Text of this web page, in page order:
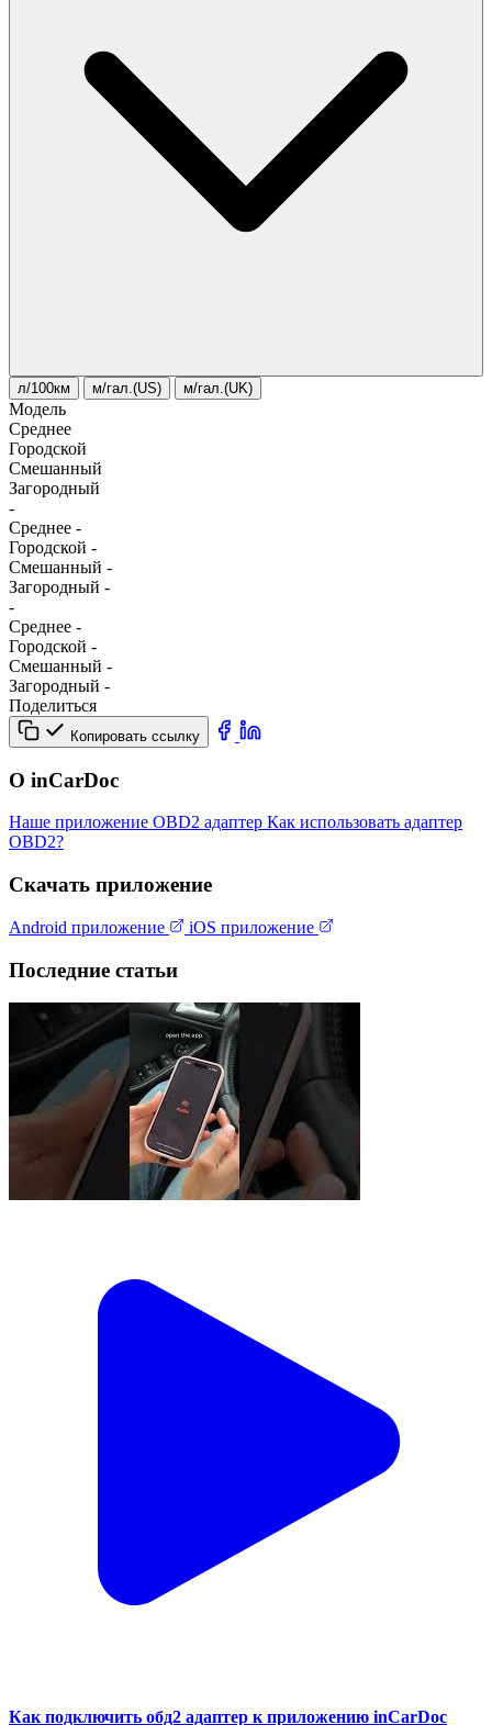
л/100км м/гал.(US) м/гал.(UK)
Модель
Среднее
Городской
Смешанный
Загородный
-
Среднее -
Городской -
Смешанный -
Загородный -
-
Среднее -
Городской -
Смешанный -
Загородный -
Поделиться
Копировать ссылку
О inCarDoc
Наше приложение OBD2 адаптер Как использовать адаптер
OBD2?
Скачать приложение
Android приложение iOS приложение
Последние статьи
Как подключить обд2 адаптер к приложению inCarDoc